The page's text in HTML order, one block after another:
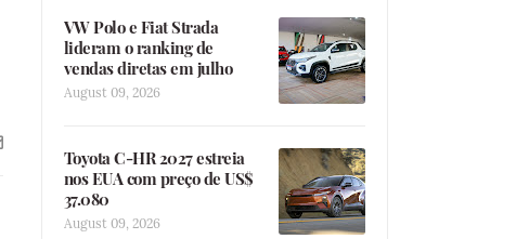
VW Polo e Fiat Strada
lideram o ranking de
vendas diretas em julho
August 09, 2026
Toyota C-HR 2027 estreia
nos EUA com preço de US$
37.080
August 09, 2026